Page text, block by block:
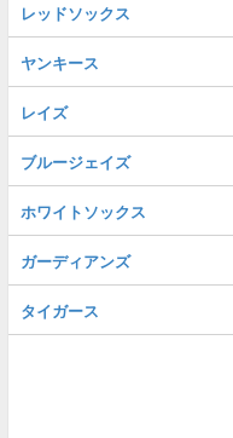
レッドソックス
ヤンキース
レイズ
ブルージェイズ
ホワイトソックス
ガーディアンズ
タイガース